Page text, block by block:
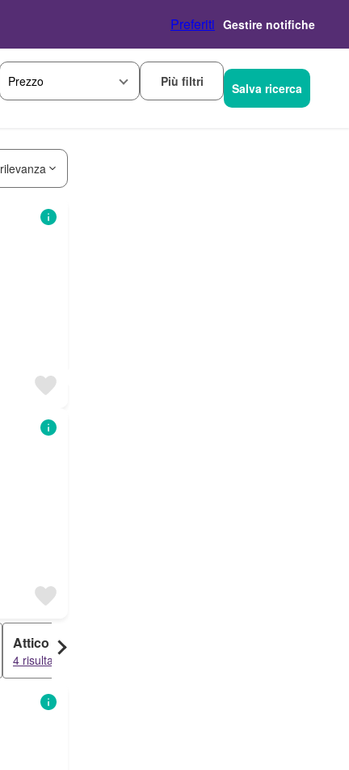
Preferiti Gestire notifiche
Prezzo Più filtri Salva ricerca
Attico
4 risultati